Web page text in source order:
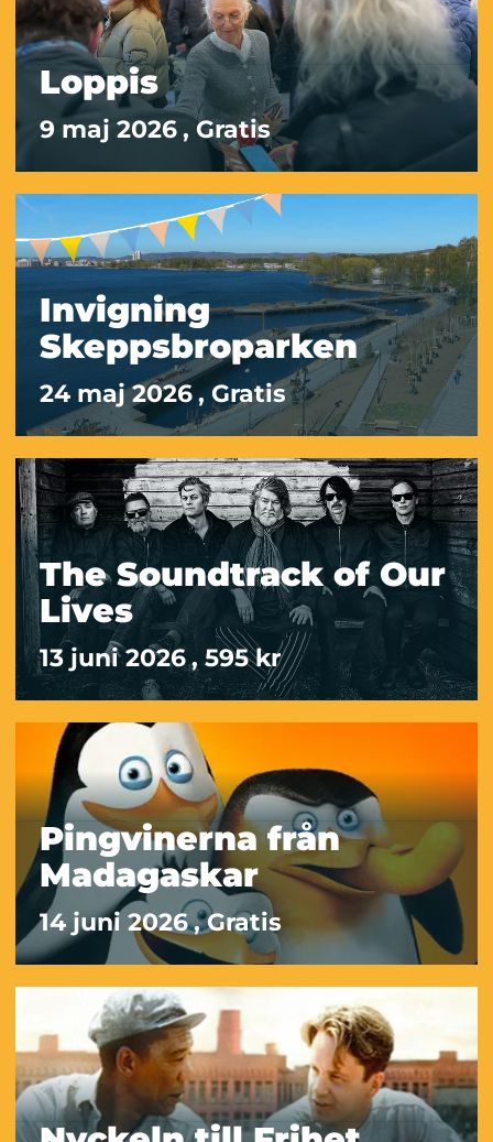
Loppis
9 maj 2026, Gratis
Invigning
Skeppsbroparken
24 maj 2026, Gratis
The Soundtrack of Our
Lives
13 juni 2026, 595 kr
Pingvinerna från
Madagaskar
14 juni 2026, Gratis